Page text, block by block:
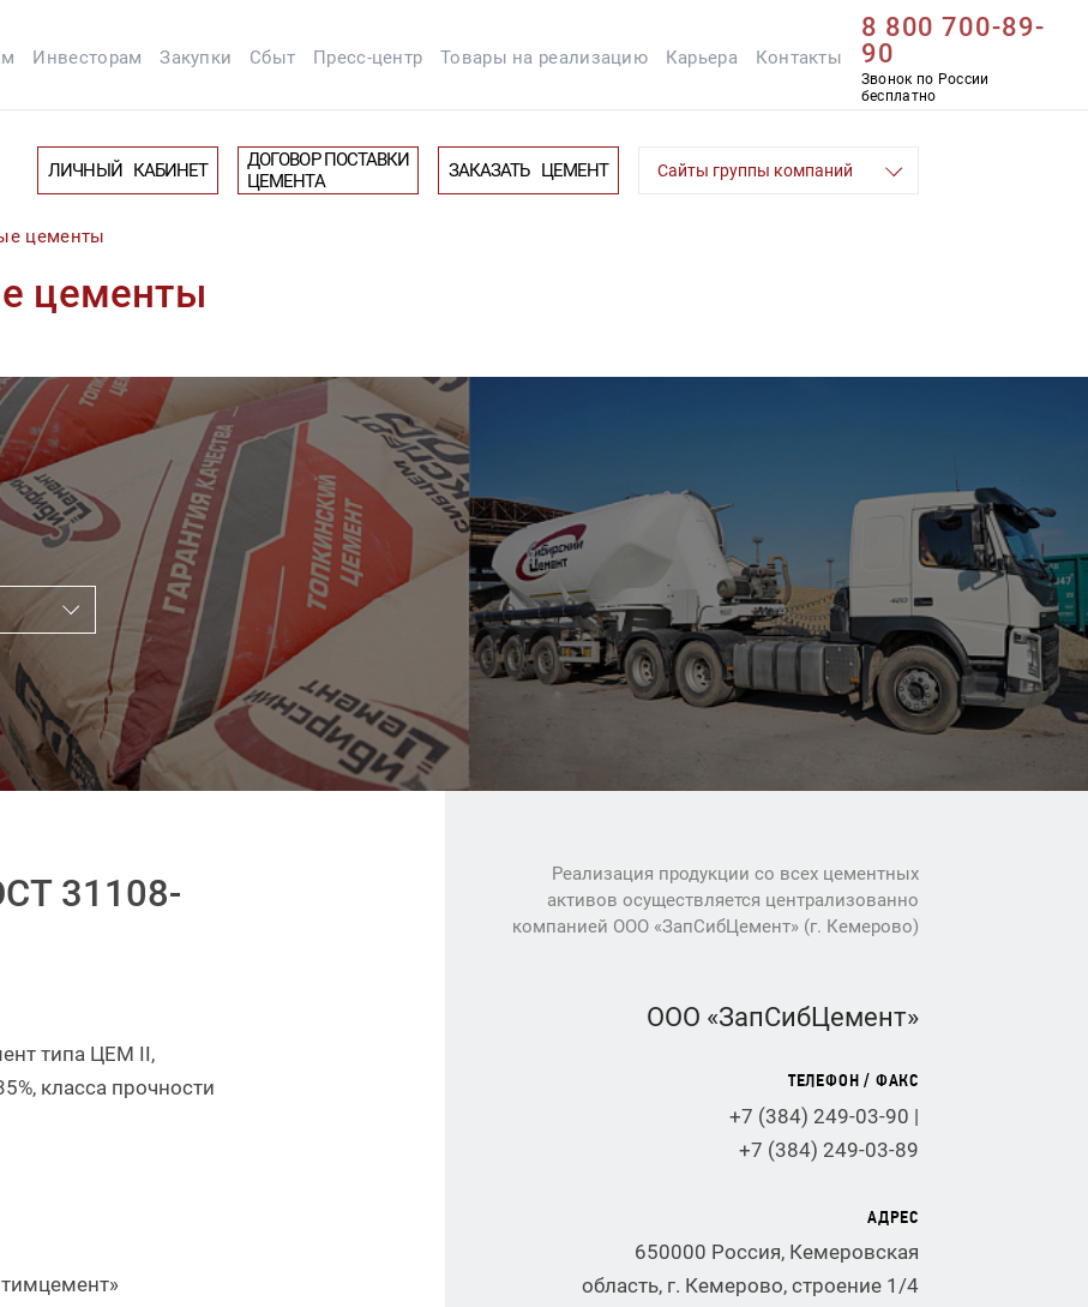
Инвесторам Закупки Сбыт Пресс-центр Товары на реализацию Карьера Контакты
8 800 700-89-
90
Звонок по России
бесплатно
ЛИЧНЫЙ КАБИНЕТ
ДОГОВОР ПОСТАВКИ
ЦЕМЕНТА
ЗАКАЗАТЬ ЦЕМЕНТ Сайты группы компаний
цементы
цементы
31108-
типа ЦЕМ II,
класса прочности
Реализация продукции со всех цементных
активов осуществляется централизованно
компанией ООО «ЗапСибЦемент» (г. Кемерово)
ООО «ЗапСибЦемент»
ТЕЛЕФОН / ФАКС
+7 (384) 249-03-90 |
+7 (384) 249-03-89
АДРЕС
650000 Россия, Кемеровская
область, г. Кемерово, строение 1/4